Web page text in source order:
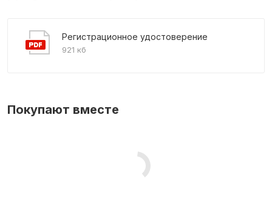
Регистрационное удостоверение
921 кб
Покупают вместе